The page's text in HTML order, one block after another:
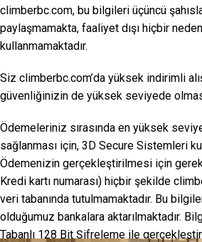
climberbc.com, bu bilgileri üçüncü
paylaşmamakta, faaliyet dışı hiçbir
kullanmamaktadır.
Siz climberbc.com’da yüksek indirimli
güvenliğinizin de yüksek seviyede
Ödemeleriniz sırasında en yüksek
sağlanması için, 3D Secure Sistemleri
Ödemenizin gerçekleştirilmesi için
Kredi kartı numarası) hiçbir şekilde
veri tabanında tutulmamaktadır. Bu
olduğumuz bankalara aktarılmaktadır.
Tabanlı 128 Bit Şifreleme ile